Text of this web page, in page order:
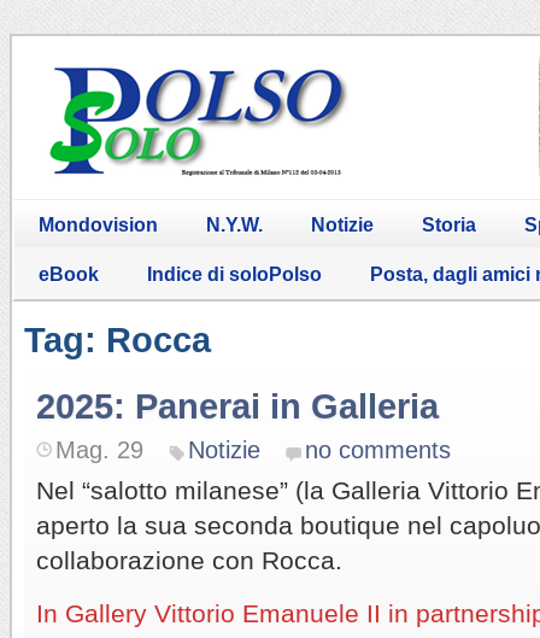
Mondovision N.Y.W. Notizie Storia
eBook Indice di soloPolso Posta, dagli amici
Tag: Rocca
2025: Panerai in Galleria
Mag. 29 Notizie no comments
Nel “salotto milanese” (la Galleria Vittorio
aperto la sua seconda boutique nel
collaborazione con Rocca.
In Gallery Vittorio Emanuele II in